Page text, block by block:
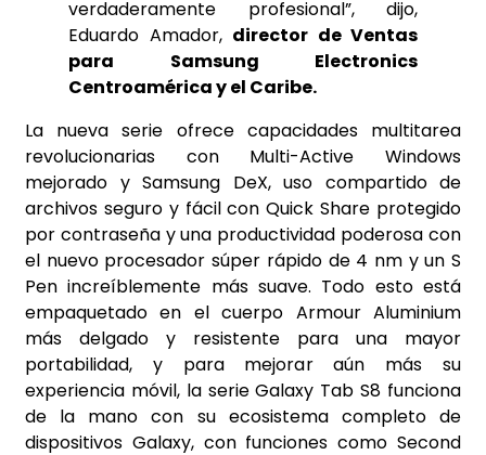
verdaderamente profesional”, dijo,
Eduardo Amador, director de Ventas
para Samsung Electronics
Centroamérica y el Caribe.
La nueva serie ofrece capacidades multitarea
revolucionarias con Multi-Active Windows
mejorado y Samsung DeX, uso compartido de
archivos seguro y fácil con Quick Share protegido
por contraseña y una productividad poderosa con
el nuevo procesador súper rápido de 4 nm y un S
Pen increíblemente más suave. Todo esto está
empaquetado en el cuerpo Armour Aluminium
más delgado y resistente para una mayor
portabilidad, y para mejorar aún más su
experiencia móvil, la serie Galaxy Tab S8 funciona
de la mano con su ecosistema completo de
dispositivos Galaxy, con funciones como Second